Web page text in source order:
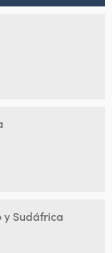
y Sudáfrica